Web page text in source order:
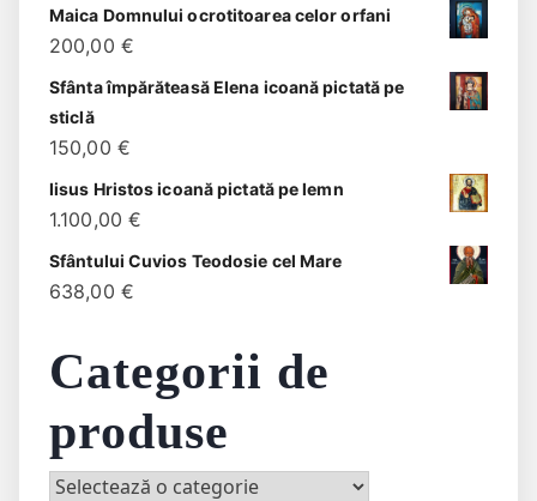
Maica Domnului ocrotitoarea celor orfani
200,00 €
Sfânta împărăteasă Elena icoană pictată pe
sticlă
150,00 €
Iisus Hristos icoană pictată pe lemn
1.100,00 €
Sfântului Cuvios Teodosie cel Mare
638,00 €
Categorii de
produse